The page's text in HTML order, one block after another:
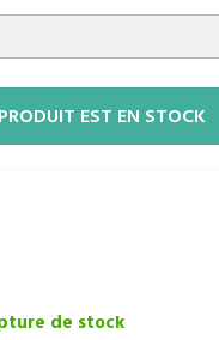
EST EN STOCK
de stock